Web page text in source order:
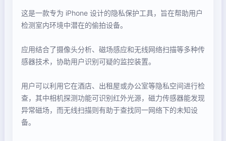
这是一款专为 iPhone 设计的隐私保护工具，旨在帮助用户
检测室内环境中潜在的偷拍设备。
应用结合了摄像头分析、磁场感应和无线网络扫描等多种传
感器技术，协助用户识别可疑的监控装置。
用户可以利用它在酒店、出租屋或办公室等隐私空间进行检
查，其中相机探测功能可识别红外光源，磁力传感器能发现
异常磁场，而无线扫描则有助于查找同一网络下的未知设
备。